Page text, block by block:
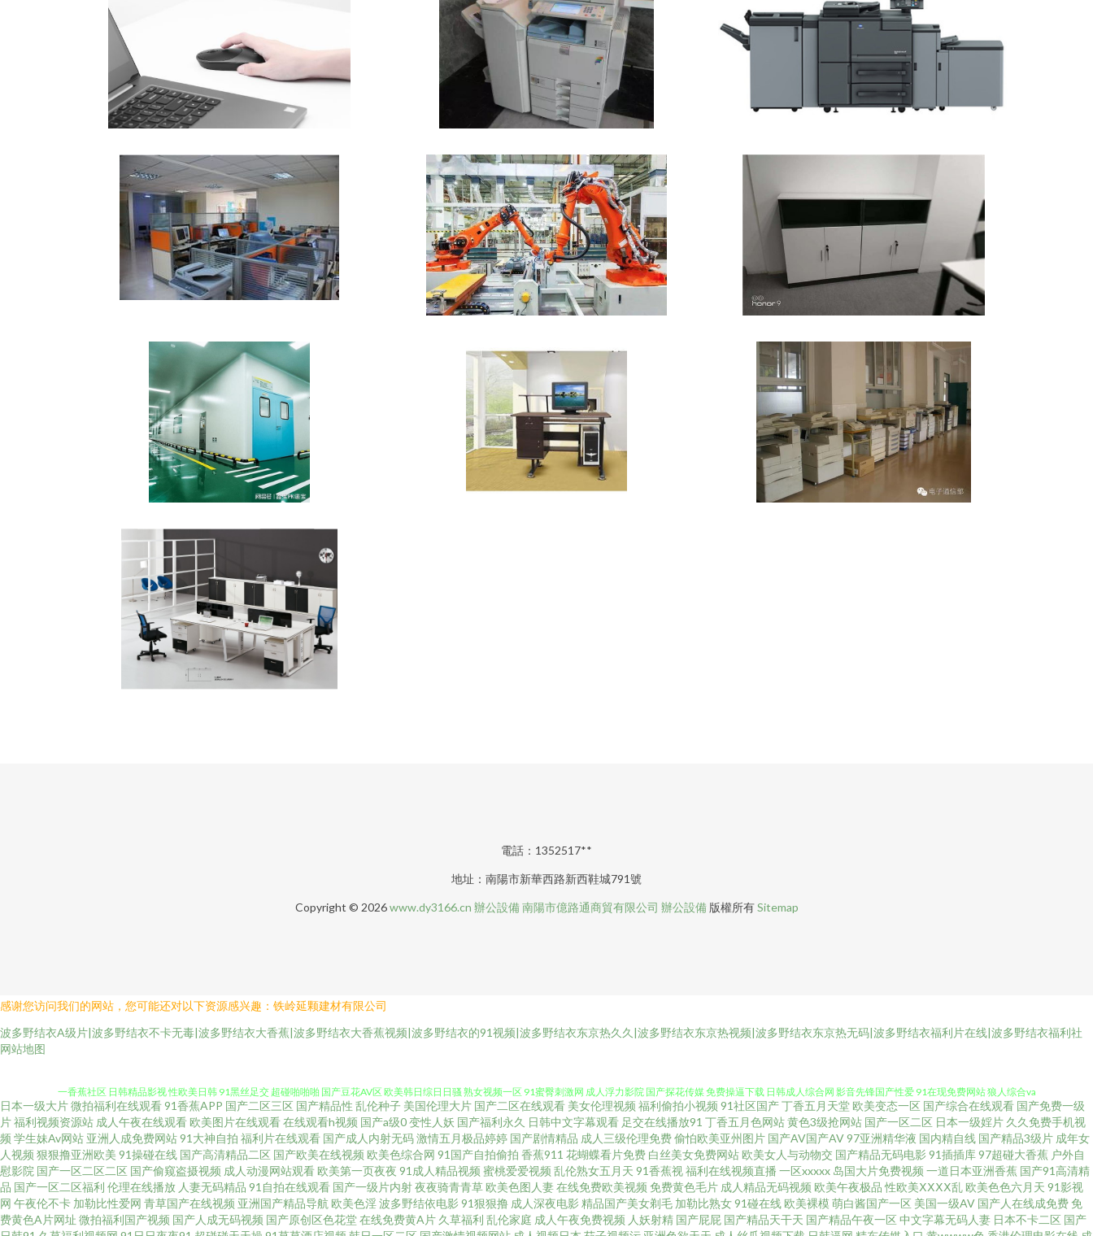
電話：1352517**
地址：南陽市新華西路新西鞋城791號
Copyright © 2026www.dy3166.cn 辦公設備 南陽市億路通商貿有限公司 辦公設備版權所有Sitemap
感谢您访问我们的网站，您可能还对以下资源感兴趣：铁岭延颗建材有限公司
波多野结衣A级片|波多野结衣不卡无毒|波多野结衣大香蕉|波多野结衣大香蕉视频|波多野结衣的91视频|波多野结衣东京热久久|波多野结衣东京热视频|波多野结衣东京热无码|波多野结衣福利片在线|波多野结衣福利社
网站地图
日韩無碼破解 九一色版 韩国无码黄 久久青草 三色色欧美 午夜男女福利 天天干免费视频 超碰毛片 91视频免贵观看 人妻超碰在线 午夜私人福利 99肏屄网 成人免费视频网 麻豆网站 日本一道久久 91偷拍探花网站 超碰日韩人妻在线 九
国产精品操逼 久久机热精品27 精品在线日本有码 日本妞妞基地 色欲一期二期 人人色97 免费久久伊人网 国产人妖ts伪娘 青娱乐日夜操 亚洲网站黄页 91人人爱 超碰免费进入 国产网站视频 激情的久久6 久草资源站AV 亚洲乱乱少妇后
入 伊人超碰大香蕉 国产草逼视频 日本a∨无码 大香蕉福利网 欧美人人插 亚洲福利影院 97超碰人妻自慰 都市激情自拍 激情五月花婷婷 欧美专区 色色五月天 91美眉网 久久嫩草综合网 欧美色站导航豆花 天美传媒AV三级 中文字幕熟女
青草 avtt传媒 超碰人人操人人摸 激情文学日韩 欧美A片免费影视 亚洲性爱影院 91线上 国产ts色色一区 狼人综合AV 人人艹人人摸 亚洲色图 91午夜在 超碰人妻第一夜 国产精品九九 激情文学影院 日本不卡视频 五月天狼友 伊人综合久
日本一级大片微拍福利在线观看91香蕉APP 国产二区三区 国产精品性 乱伦种子 美国伦理大片 国产二区在线观看 美女伦理视频 福利偷拍小视频 91社区国产丁香五月天堂 欧美变态一区 国产综合在线观看 国产免费一级
片福利视频资源站 成人午夜在线观看 欧美图片在线观看在线观看h视频 国产a级0变性人妖 国产福利永久 日韩中文字幕观看 足交在线播放91 丁香五月色网站黄色3级抢网站 国产一区二区 日本一级婬片 久久免费手机视
频 学生妹Av网站 亚洲人成免费网站91大神自拍 福利片在线观看 国产成人内射无码激情五月极品婷婷 国产剧情精品 成人三级伦理免费偷怕欧美亚州图片 国产AV国产AV97亚洲精华液 国内精自线 国产精品3级片 成年女
人视频 狠狠撸亚洲欧美 91操碰在线 国产高清精品二区 国产欧美在线视频 欧美色综合网 91国产自拍偷拍 香蕉911 花蝴蝶看片免费 白丝美女免费网站 欧美女人与动物交 国产精品无码电影 91插插库97超碰大香蕉 户外自
慰影院 国产一区二区二区 国产偷窥盗摄视频 成人动漫网站观看 欧美第一页夜夜 91成人精品视频 蜜桃爱爱视频 乱伦熟女五月天 91香蕉视福利在线视频直播 一区xxxxx 岛国大片免费视频 一道日本亚洲香蕉 国产91高清精
品 国产一区二区福利 伦理在线播放 人妻无码精品 91自拍在线观看 国产一级片内射夜夜骑青青草 欧美色图人妻在线免费欧美视频 免费黄色毛片 成人精品无码视频 欧美午夜极品 性欧美ⅩⅩⅩⅩ乱 欧美色色六月天 91影视
网 午夜伦不卡 加勒比性爱网 青草国产在线视频 亚洲国产精品导航 欧美色淫波多野结依电影 91狠狠撸 成人深夜电影 精品国产美女剃毛 加勒比熟女91碰在线 欧美裸模 萌白酱国产一区 美国一级AV 国产人在线成免费 免
费黄色A片网址 微拍福利国产视频 国产人成无码视频 国产原创区色花堂在线免费黄A片 久草福利 乱伦家庭 成人午夜免费视频 人妖射精 国产屁屁 国产精品天干天 国产精品午夜一区 中文字幕无码人妻 日本不卡二区 国产